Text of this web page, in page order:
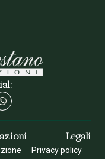
Legali
Privacy policy